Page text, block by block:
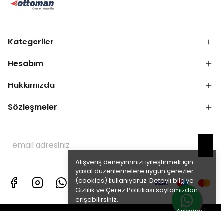
Alışveriş deneyiminizi iyileştirmek için
yasal düzenlemelere uygun çerezler
(cookies) kullanıyoruz. Detaylı bilgiye
Gizlilik ve Çerez Politikası sayfamızdan
erişebilirsiniz.
Kategoriler
Hesabım
Hakkımızda
Sözleşmeler